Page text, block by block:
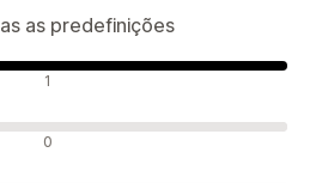
as predefinições
1
0